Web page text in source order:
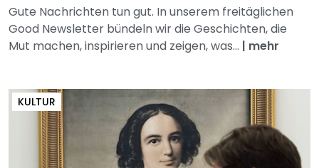
Gute Nachrichten tun gut. In unserem freitäglichen
Good Newsletter bündeln wir die Geschichten, die
Mut machen, inspirieren und zeigen, was... | mehr
KULTUR